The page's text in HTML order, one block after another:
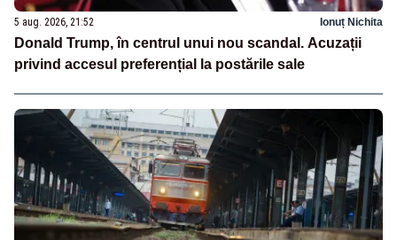
5 aug. 2026, 21:52 Ionuț Nichita
Donald Trump, în centrul unui nou scandal. Acuzații
privind accesul preferențial la postările sale